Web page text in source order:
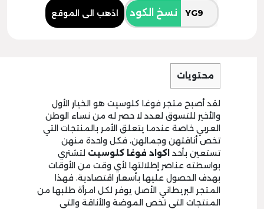
نسخ الكود اذهب الى الموقع
محتويات
لقد أصبح متجر فوغا كلوسيت هو الخيار الأول
والأخير للتسوق لعدد لا حصر له من نساء الوطن
العربي خاصة عندما يتعلق الأمر بالمنتجات التي
تخص أناقتهن وجمالهن، فكل واحدة منهن
تستعين بأحد اكواد فوغا كلوسيت لتشتري
بواسطته عناصر إطلالتها لأي وقت من الأوقات
بهدف الحصول عليها بأسعار اقتصادية، فهذا
المتجر البريطاني الأصل يوفر لكل امرأة طلبها من
المنتجات التي تخص الموضة والأناقة والتي